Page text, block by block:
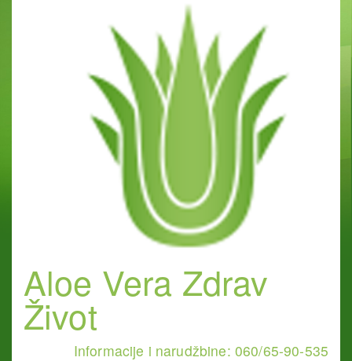
Aloe Vera Zdrav
Život
Informacije i narudžbine: 060/65-90-535